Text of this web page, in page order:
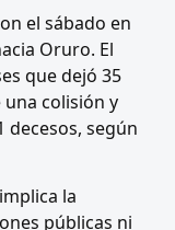
el sábado en
Oruro. El
que dejó 35
colisión y
según
la
públicas ni